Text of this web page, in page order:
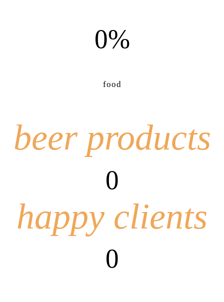
0%
food
beer products
0
happy clients
0